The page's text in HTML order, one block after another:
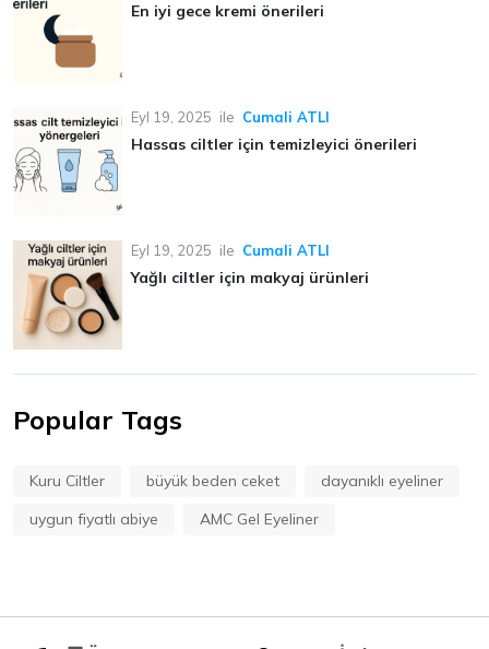
En iyi gece kremi önerileri
Eyl 19, 2025 ile Cumali ATLI
Hassas ciltler için temizleyici önerileri
Eyl 19, 2025 ile Cumali ATLI
Yağlı ciltler için makyaj ürünleri
Popular Tags
Kuru Ciltler büyük beden ceket
dayanıklı eyeliner
uygun fiyatlı abiye
AMC Gel Eyeliner